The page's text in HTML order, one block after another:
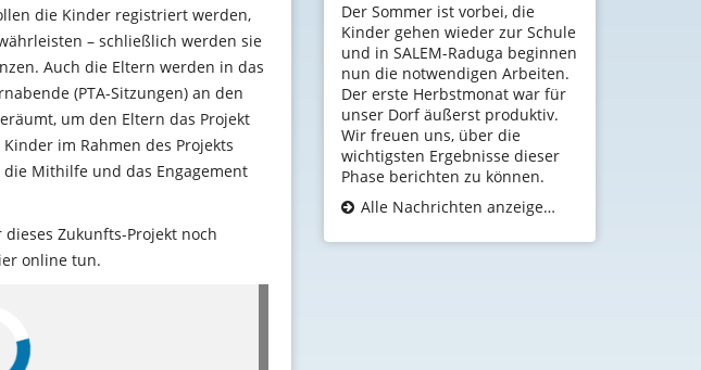
die Kinder registriert werden,
– schließlich werden sie
Auch die Eltern werden in das
(PTA-Sitzungen) an den
um den Eltern das Projekt
im Rahmen des Projekts
Mithilfe und das Engagement
Zukunfts-Projekt noch
online tun.
Der Sommer ist vorbei, die
Kinder gehen wieder zur Schule
und in SALEM-Raduga beginnen
nun die notwendigen Arbeiten.
Der erste Herbstmonat war für
unser Dorf äußerst produktiv.
Wir freuen uns, über die
wichtigsten Ergebnisse dieser
Phase berichten zu können.
Alle Nachrichten anzeigen...